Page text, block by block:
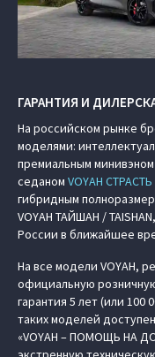
ГАРАНТИЯ И
На российском рынке
моделями:
премиальным минивэном
седаном VOYAH СТРАСТЬ
гибридным
VOYAH ТАЙШАН /
России в ближайшее
На все модели VOYAH,
официальную
гарантия 5 лет (или 100
таких моделей
«VOYAH – ПОМОЩЬ НА